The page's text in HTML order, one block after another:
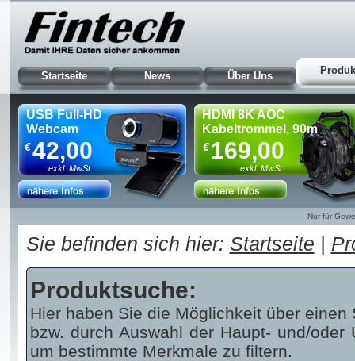
Startseite News Über Uns
USB Full-HD
Webcam
42,00
€
exkl. MwSt.
HDMI 8K AOC
Kabeltrommel, 90m
169,00
€
exkl. MwSt.
Nur für
Sie befinden sich hier: Startseite |
Produktsuche:
Hier haben Sie die Möglichkeit über
bzw. durch Auswahl der Haupt- und/
um bestimmte Merkmale zu filtern.